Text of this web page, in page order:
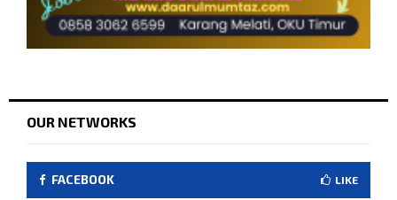
OUR NETWORKS
FACEBOOK LIKE